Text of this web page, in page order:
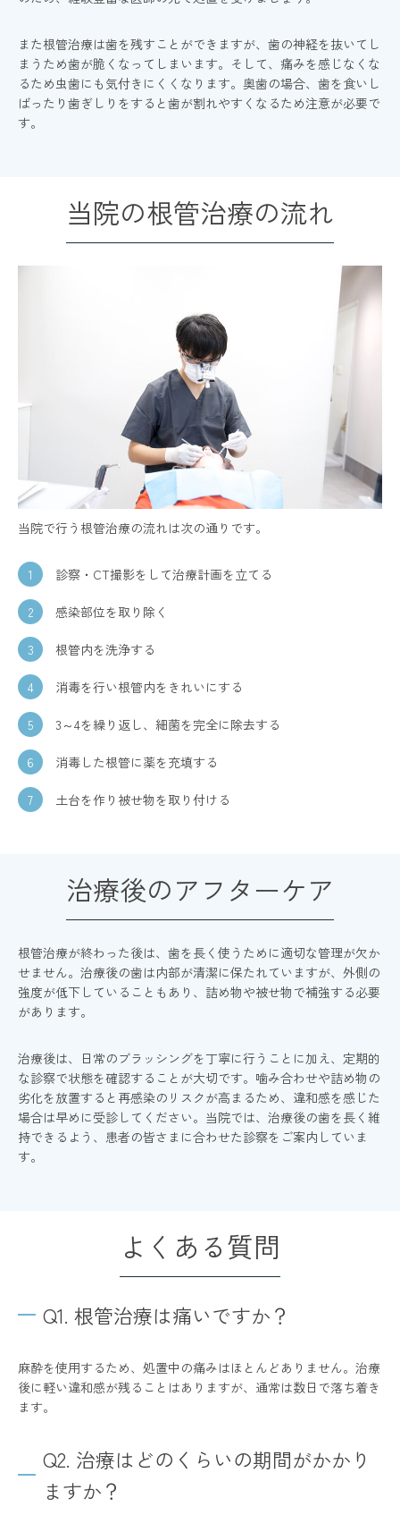
また根管治療は歯を残すことができますが、歯の神経を抜いてし
まうため歯が脆くなってしまいます。そして、痛みを感じなくな
るため虫歯にも気付きにくくなります。奥歯の場合、歯を食いし
ばったり歯ぎしりをすると歯が割れやすくなるため注意が必要で
す。
当院の根管治療の流れ
当院で行う根管治療の流れは次の通りです。
診察・CT撮影をして治療計画を立てる
感染部位を取り除く
根管内を洗浄する
消毒を行い根管内をきれいにする
3～4を繰り返し、細菌を完全に除去する
消毒した根管に薬を充填する
土台を作り被せ物を取り付ける
治療後のアフターケア
根管治療が終わった後は、歯を長く使うために適切な管理が欠か
せません。治療後の歯は内部が清潔に保たれていますが、外側の
強度が低下していることもあり、詰め物や被せ物で補強する必要
があります。
治療後は、日常のブラッシングを丁寧に行うことに加え、定期的
な診察で状態を確認することが大切です。噛み合わせや詰め物の
劣化を放置すると再感染のリスクが高まるため、違和感を感じた
場合は早めに受診してください。当院では、治療後の歯を長く維
持できるよう、患者の皆さまに合わせた診察をご案内していま
す。
よくある質問
Q1. 根管治療は痛いですか？
麻酔を使用するため、処置中の痛みはほとんどありません。治療
後に軽い違和感が残ることはありますが、通常は数日で落ち着き
ます。
Q2. 治療はどのくらいの期間がかかり
ますか？